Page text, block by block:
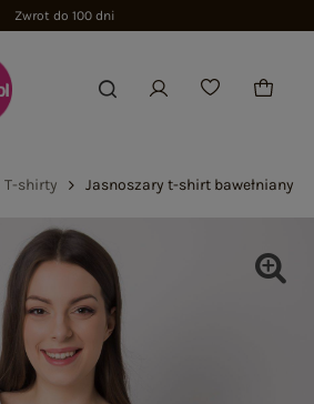
Zwrot do 100 dni
T-shirty Jasnoszary t-shirt bawełniany